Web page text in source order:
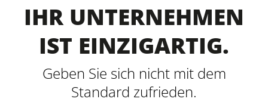
IHR UNTERNEHMEN
IST EINZIGARTIG.
Geben Sie sich nicht mit dem
Standard zufrieden.